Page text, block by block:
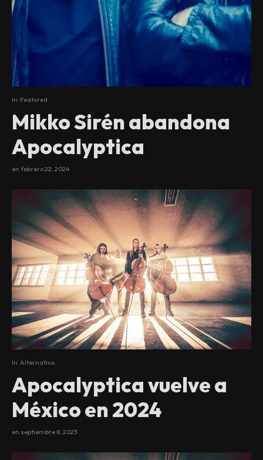
In Featured
Mikko Sirén abandona
Apocalyptica
en febrero 22, 2024
In Alternativo
Apocalyptica vuelve a
México en 2024
en septiembre 8, 2023